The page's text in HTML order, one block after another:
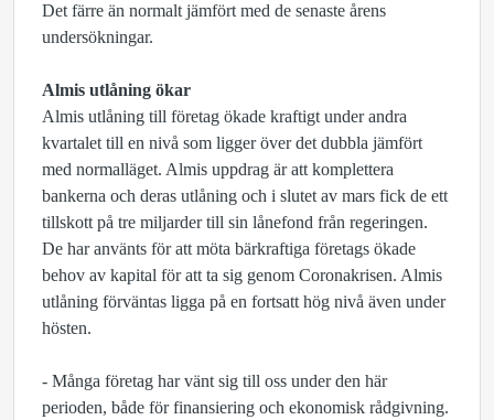
Det färre än normalt jämfört med de senaste årens
undersökningar.
Almis utlåning ökar
Almis utlåning till företag ökade kraftigt under andra
kvartalet till en nivå som ligger över det dubbla jämfört
med normalläget. Almis uppdrag är att komplettera
bankerna och deras utlåning och i slutet av mars fick de ett
tillskott på tre miljarder till sin lånefond från regeringen.
De har använts för att möta bärkraftiga företags ökade
behov av kapital för att ta sig genom Coronakrisen. Almis
utlåning förväntas ligga på en fortsatt hög nivå även under
hösten.
- Många företag har vänt sig till oss under den här
perioden, både för finansiering och ekonomisk rådgivning.